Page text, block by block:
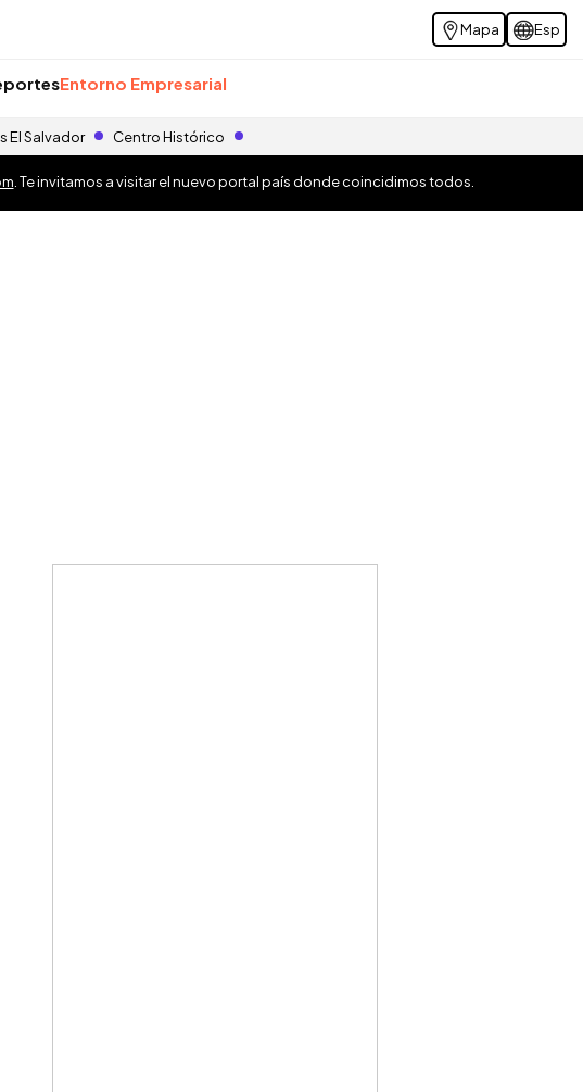
Mapa Esp
Entorno Empresarial
El Salvador Centro Histórico
. Te invitamos a visitar el nuevo portal país donde coincidimos todos.